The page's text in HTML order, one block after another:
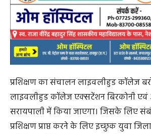
प्रशिक्षण का संचालन लाइवलीहुड कॉलेज
लाइवलीहुड कॉलेज एक्सटेंशन बिरकोनी
सरायपाली में किया जाएगा। जिसके लिए
प्रशिक्षण प्राप्त करने के लिए इच्छुक युवा